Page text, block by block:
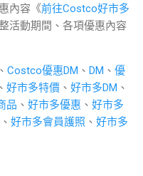
內容《前往Costco好市多
活動期間、各項優惠內容
、 Costco優惠DM 、 DM 、 優
、 好市多特價 、 好市多DM 、
品 、 好市多優惠 、 好市多
、 好市多會員護照 、 好市多